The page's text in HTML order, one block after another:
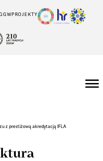
PROJEKTY
z prestiżową akredytacją IFLA